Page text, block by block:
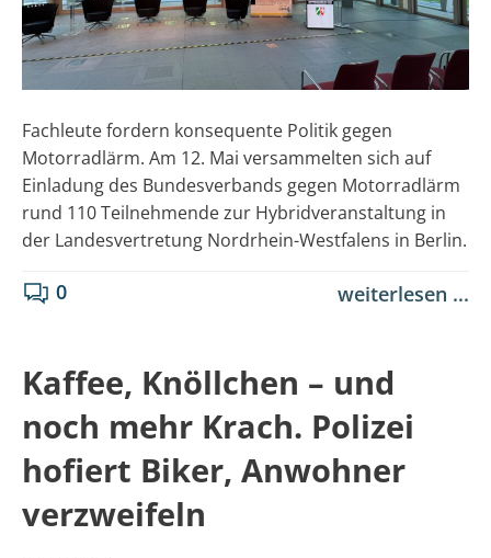
Fachleute fordern konsequente Politik gegen
Motorradlärm. Am 12. Mai versammelten sich auf
Einladung des Bundesverbands gegen Motorradlärm
rund 110 Teilnehmende zur Hybridveranstaltung in
der Landesvertretung Nordrhein-Westfalens in Berlin.
0 weiterlesen ...
Kaffee, Knöllchen – und
noch mehr Krach. Polizei
hofiert Biker, Anwohner
verzweifeln